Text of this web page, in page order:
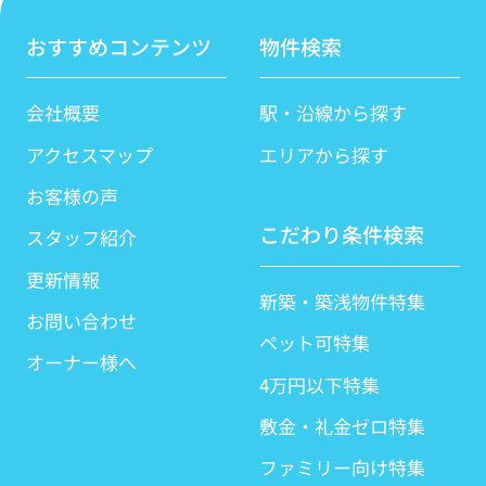
おすすめコンテンツ
会社概要
アクセスマップ
お客様の声
スタッフ紹介
更新情報
お問い合わせ
オーナー様へ
物件検索
駅・沿線から探す
エリアから探す
こだわり条件検索
新築・築浅物件特集
ペット可特集
4万円以下特集
敷金・礼金ゼロ特集
ファミリー向け特集